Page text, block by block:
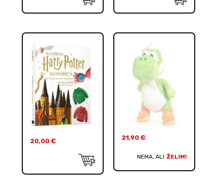
20,00 € 21,90 €
NEMA, ALI ŽELIM!